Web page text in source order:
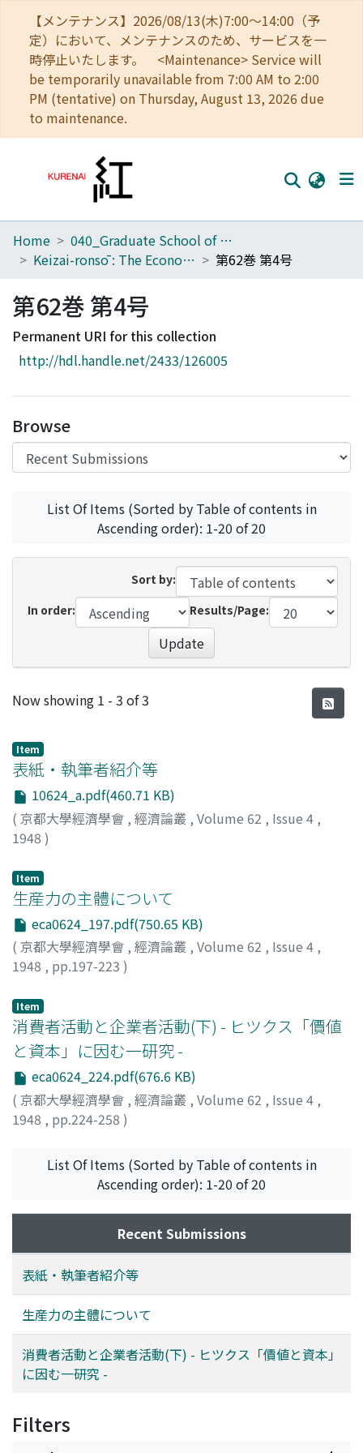
【メンテナンス】2026/08/13(木)7:00～14:00（予
定）において、メンテナンスのため、サービスを一
時停止いたします。 <Maintenance> Service will
be temporarily unavailable from 7:00 AM to 2:00
PM (tentative) on Thursday, August 13, 2026 due
to maintenance.
Home
Browse
Download Ranking
Access Statistics
Home
040_Graduate School of Economics
Keizai-ronsō : The Economic Review
第62巻 第4号
第62巻 第4号
Permanent URI for this collection
http://hdl.handle.net/2433/126005
Browse
List Of Items (Sorted by Table of contents in
Ascending order): 1-20 of 20
Sort by:
In order:
Results/Page:
Update
Recent Submissions
Now showing 1 - 3 of 3
Item
表紙・執筆者紹介等
10624_a.pdf(460.71 KB)
( 京都大學經濟學會 , 經濟論叢 , Volume 62 , Issue 4 ,
1948 )
Item
生産力の主體について
eca0624_197.pdf(750.65 KB)
( 京都大學經濟學會 , 經濟論叢 , Volume 62 , Issue 4 ,
1948 , pp.197-223 )
Item
消費者活動と企業者活動(下) - ヒツクス「價値
と資本」に因む一研究 -
eca0624_224.pdf(676.6 KB)
( 京都大學經濟學會 , 經濟論叢 , Volume 62 , Issue 4 ,
1948 , pp.224-258 )
List Of Items (Sorted by Table of contents in
Ascending order): 1-20 of 20
Recent Submissions
表紙・執筆者紹介等
生産力の主體について
消費者活動と企業者活動(下) - ヒツクス「價値と資本」
に因む一研究 -
Filters